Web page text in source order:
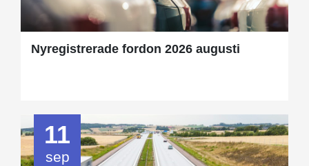
Nyregistrerade fordon 2026 augusti
11
sep